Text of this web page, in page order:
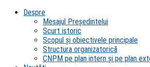
Despre
Mesajul Președintelui
Scurt istoric
Scopul şi obiectivele principale
Structura organizatorică
CNPM pe plan intern şi pe plan